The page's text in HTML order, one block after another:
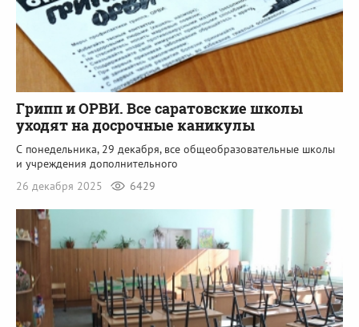
Грипп и ОРВИ. Все саратовские школы
уходят на досрочные каникулы
С понедельника, 29 декабря, все общеобразовательные школы
и учреждения дополнительного
26 декабря 2025
6429